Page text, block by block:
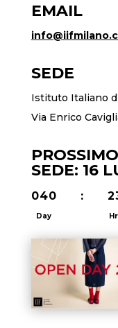
EMAIL
SEDE
Istituto Italiano
Via Enrico
SEDE: 16
040
Day
: